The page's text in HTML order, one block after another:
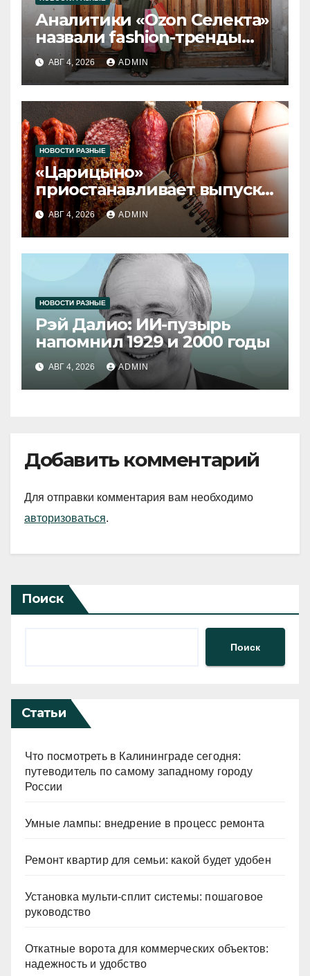
Аналитики «Ozon Селекта»
назвали fashion-тренды
2026 года
АВГ 4, 2026 ADMIN
НОВОСТИ РАЗНЫЕ
«Царицыно»
приостанавливает выпуск
продукции
АВГ 4, 2026 ADMIN
НОВОСТИ РАЗНЫЕ
Рэй Далио: ИИ-пузырь
напомнил 1929 и 2000 годы
АВГ 4, 2026 ADMIN
Добавить комментарий
Для отправки комментария вам необходимо
авторизоваться.
Поиск
Поиск
Статьи
Что посмотреть в Калининграде сегодня:
путеводитель по самому западному городу
России
Умные лампы: внедрение в процесс ремонта
Ремонт квартир для семьи: какой будет удобен
Установка мульти-сплит системы: пошаговое
руководство
Откатные ворота для коммерческих объектов:
надежность и удобство